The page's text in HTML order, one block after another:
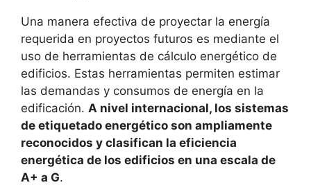
Una manera efectiva de proyectar la energía
requerida en proyectos futuros es mediante el
uso de herramientas de cálculo energético de
edificios. Estas herramientas permiten estimar
las demandas y consumos de energía en la
edificación. A nivel internacional, los sistemas
de etiquetado energético son ampliamente
reconocidos y clasifican la eficiencia
energética de los edificios en una escala de
A+ a G.